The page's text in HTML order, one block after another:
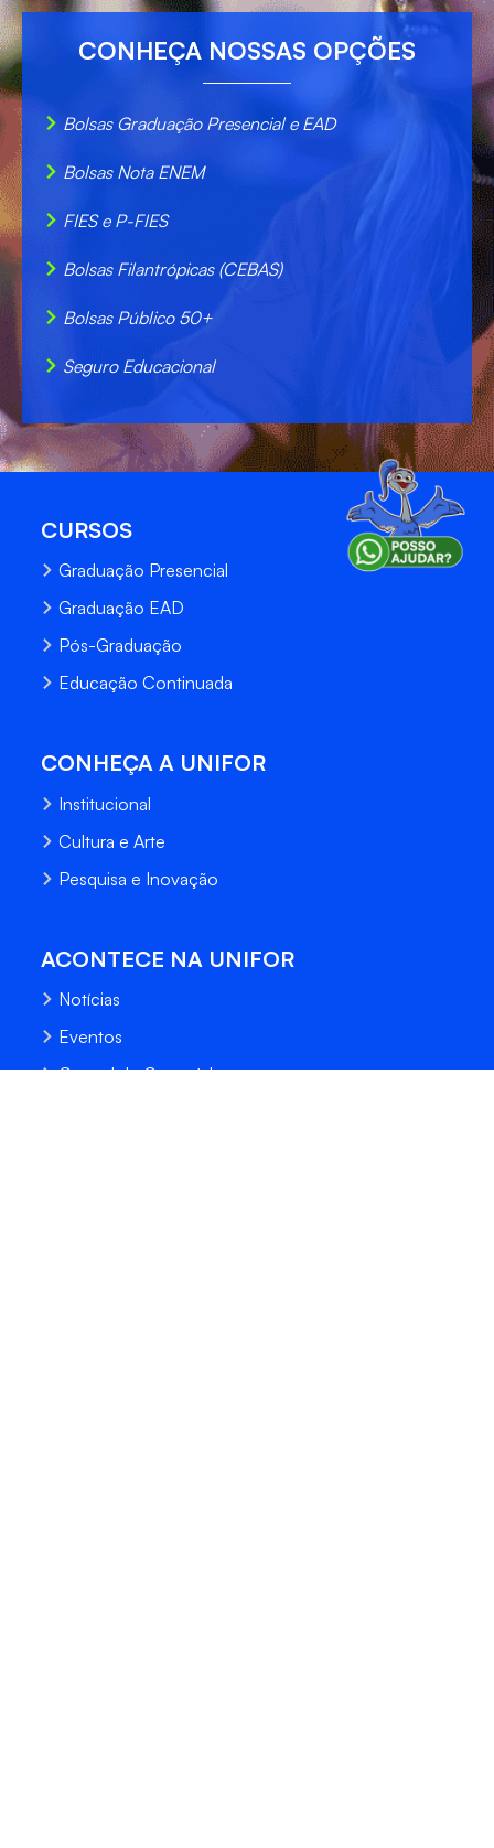
CONHEÇA NOSSAS OPÇÕES
Bolsas Graduação Presencial e EAD
Bolsas Nota ENEM
FIES e P-FIES
Bolsas Filantrópicas (CEBAS)
Bolsas Público 50+
Seguro Educacional
CURSOS
Graduação Presencial
Graduação EAD
Pós-Graduação
Educação Continuada
CONHEÇA A UNIFOR
Institucional
Cultura e Arte
Pesquisa e Inovação
ACONTECE NA UNIFOR
Notícias
Eventos
Central de Conteúdo